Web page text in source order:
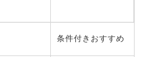
条件付きおすすめ